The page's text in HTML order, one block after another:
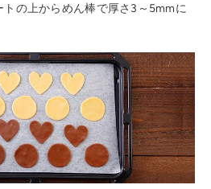
の上からめん棒で厚さ3～5mmに